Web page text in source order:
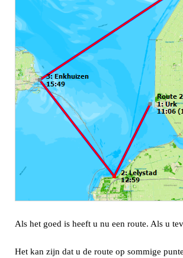
Als het goed is heeft u nu een route. Als u
Het kan zijn dat u de route op sommige